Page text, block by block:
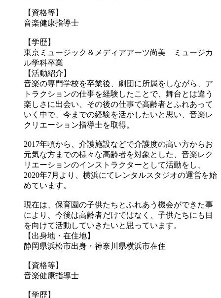
【資格等】
音楽健康指導士
【学歴】
東京ミュージック＆メディアアーツ尚美 ミュージカ
ル学科卒業
【活動紹介】
音楽の専門学校を卒業後、劇団に所属をしながら、ア
トラクションの仕事を経験したことで、舞台とは違う
楽しさに出会い、その後の仕事で高齢者とふれあって
いく中で、今までの経験を活かしたいと思い、音楽レ
クリエーション指導士を取得。
2017年頃から、介護施設などで介護度の高い方からお
元気な方までの様々な高齢者を対象とした、音楽レク
リエーションのインストラクターとして活動をし、
2020年7月より、横浜にてレンタルスタジオの運営を始
めています。
現在は、保育園の子供たちとふれあう機会ができた事
により、今後は高齢者だけではなく、子供たちにも目
を向けて活動していきたいと思っています。
【出身地・在住地】
静岡県浜松市出身・神奈川県横浜市在住
【資格等】
音楽健康指導士
【学歴】